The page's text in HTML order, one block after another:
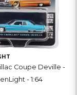
Coupe Deville -
- 1:64